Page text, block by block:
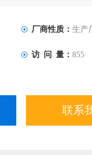
厂商性质： 生产
访 问 量： 855
联系